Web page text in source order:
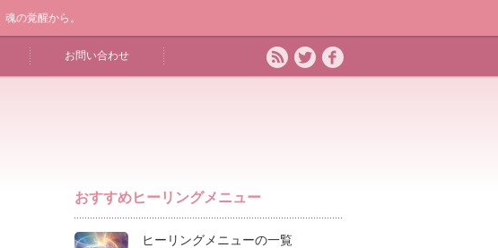
の覚醒から。
お問い合わせ
おすすめヒーリングメニュー
ヒーリングメニューの一覧